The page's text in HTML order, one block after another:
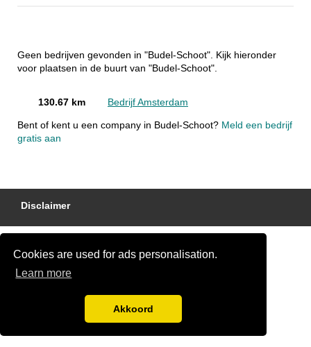
Cookies are used for ads personalisation.
Learn more
Akkoord
Geen bedrijven gevonden in "Budel-Schoot". Kijk hieronder
voor plaatsen in de buurt van "Budel-Schoot".
130.67 km Bedrijf Amsterdam
Bent of kent u een company in Budel-Schoot? Meld een bedrijf
gratis aan
Disclaimer